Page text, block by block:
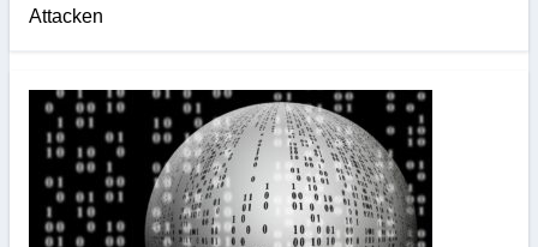
Attacken